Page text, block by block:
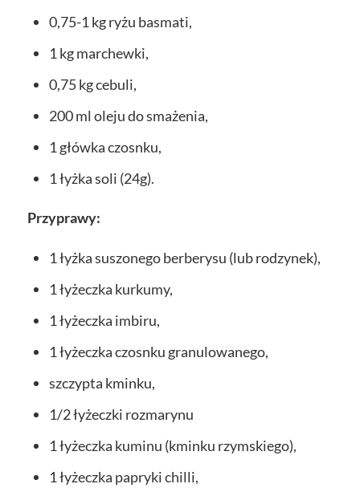
0,75-1 kg ryżu basmati,
1 kg marchewki,
0,75 kg cebuli,
200 ml oleju do smażenia,
1 główka czosnku,
1 łyżka soli (24g).
Przyprawy:
1 łyżka suszonego berberysu (lub rodzynek),
1 łyżeczka kurkumy,
1 łyżeczka imbiru,
1 łyżeczka czosnku granulowanego,
szczypta kminku,
1/2 łyżeczki rozmarynu
1 łyżeczka kuminu (kminku rzymskiego),
1 łyżeczka papryki chilli,